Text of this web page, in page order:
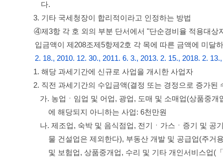
다.
3. 기타 국세청장이 합리적이라고 인정하는 방법
④제3항 각 호 외의 부분 단서에서 "단순경비율 적용대상
입금액이 제208조제5항제2호 각 목에 따른 금액에 미달
2. 18., 2010. 12. 30., 2011. 6. 3., 2013. 2. 15., 2018. 2.
1. 해당 과세기간에 신규로 사업을 개시한 사업자
2. 직전 과세기간의 수입금액(결정 또는 경정으로 증가
가. 농업ㆍ임업 및 어업, 광업, 도매 및 소매업(상품중
에 해당되지 아니하는 사업: 6천만원
나. 제조업, 숙박 및 음식점업, 전기ㆍ가스ㆍ증기 및 공
물 건설업은 제외한다), 부동산 개발 및 공급업(주거
및 보험업, 상품중개업, 수리 및 기타 개인서비스업(